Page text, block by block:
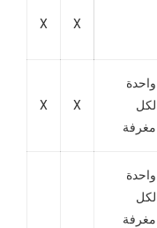
X
X
واحدة
لكل
مغرفة
X
X
واحدة
لكل
مغرفة